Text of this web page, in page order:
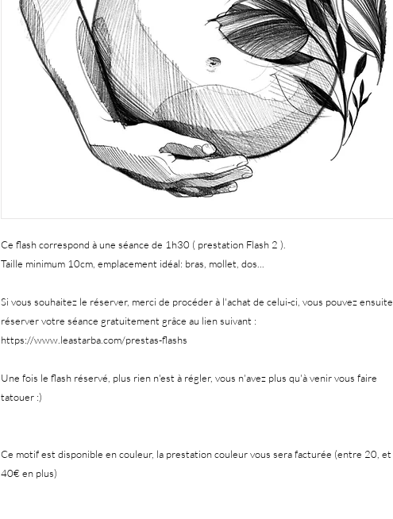
Ce flash correspond à une séance de 1h30 ( prestation Flash 2 ).
Taille minimum 10cm, emplacement idéal: bras, mollet, dos...
Si vous souhaitez le réserver, merci de procéder à l'achat de celui-ci, vous pouvez ensuite
réserver votre séance gratuitement grâce au lien suivant :
https://www.leastarba.com/prestas-flashs
Une fois le flash réservé, plus rien n'est à régler, vous n'avez plus qu'à venir vous faire
tatouer :)
Ce motif est disponible en couleur, la prestation couleur vous sera facturée (entre 20, et
40€ en plus)